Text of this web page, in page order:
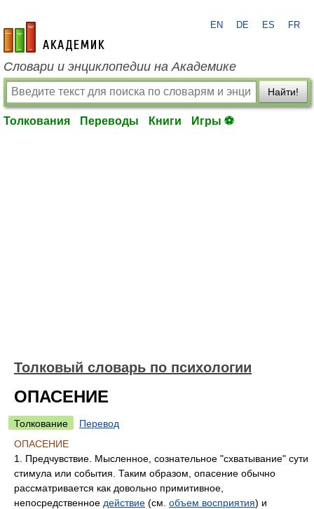
academic.ru
EN DE ES FR
Словари и энциклопедии на Академике
Найти!
Толкования Переводы Книги Игры ⚽
Толковый словарь по психологии
ОПАСЕНИЕ
Толкование
Перевод
ОПАСЕНИЕ
1. Предчувствие. Мысленное, сознательное "схватывание" сути
стимула или события. Таким образом, опасение обычно
рассматривается как довольно примитивное,
непосредственное действие (см. объем восприятия) и